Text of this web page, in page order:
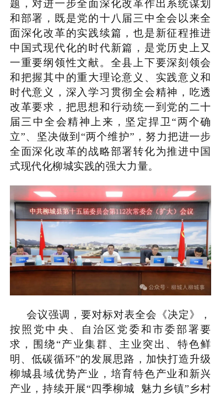
题，对进一步全面深化改革作出系统谋划
和部署，既是党的十八届三中全会以来全
面深化改革的实践续篇，也是新征程推进
中国式现代化的时代新篇，是党历史上又
一重要纲领性文献。全县上下要深刻领会
和把握其中的重大理论意义、实践意义和
时代意义，深入学习贯彻全会精神，吃透
改革要求，把思想和行动统一到党的二十
届三中全会精神上来，坚定捍卫“两个确
立”、坚决做到“两个维护”，努力把进一步
全面深化改革的战略部署转化为推进中国
式现代化柳城实践的强大力量。
会议强调，要对标对表全会《决定》，
按照党中央、自治区党委和市委部署要
求，围绕“产业集群、主业突出、特色鲜
明、低碳循环”的发展思路，加快打造升级
柳城县域优势产业，培育特色产业和新兴
产业，持续开展“四季柳城 魅力乡镇”乡村